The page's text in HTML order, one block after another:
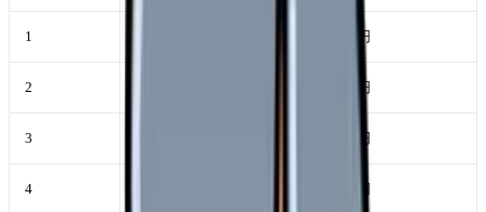
1 約 530 万円
2 約 510 万円
3 約 500 万円
4 約 495 万円